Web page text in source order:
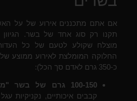
אם אתם מתכננים אירוע של על
תקנו רק סוג אחד של בשר.
מוצלח שקולע לטעם של כל
כ-350 גרם לאדם סך הכל):
100-150 גרם של בשר "מתאבן" או פתיחה:
קבבים איכותיים, נקניקיות